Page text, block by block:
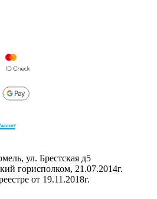
ул. Брестская д5
горисполком, 21.07.2014г.
от 19.11.2018г.